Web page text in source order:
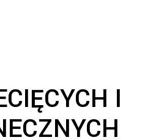
I